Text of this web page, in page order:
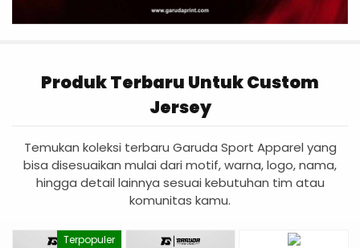
Produk Terbaru Untuk Custom
Jersey
Temukan koleksi terbaru Garuda Sport Apparel yang
bisa disesuaikan mulai dari motif, warna, logo, nama,
hingga detail lainnya sesuai kebutuhan tim atau
komunitas kamu.
Terpopuler